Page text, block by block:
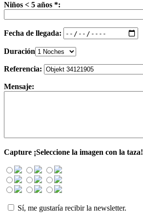
Niños < 5 años *:
Fecha de llegada:
Duración
Referencia:
Mensaje:
Capture ¡Seleccione la imagen con la taza!
Sí, me gustaría recibir la newsletter.